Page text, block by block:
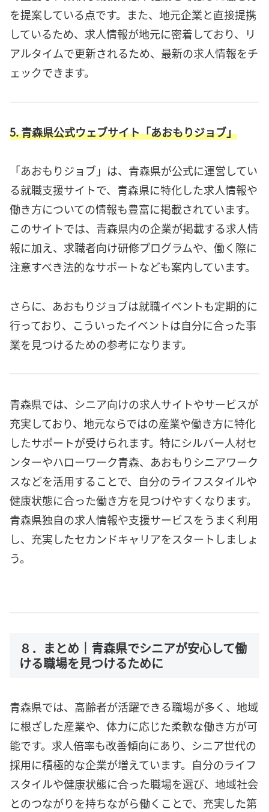
を提案している点です。また、地元企業と直接提携
しているため、求人情報が地元に密着しており、リ
アルタイムで更新されるため、最新の求人情報をチ
ェックできます。
5. 青森県公式ウェブサイト「あおもりジョブ」
「あおもりジョブ」は、青森県が公式に運営してい
る就職支援サイトで、青森県に特化した求人情報や
働き方についての情報も豊富に掲載されています。
このサイトでは、青森県内の企業が掲載する求人情
報に加え、求職者向け研修プログラムや、働く際に
注意すべき法的なサポートなども案内しています。
さらに、あおもりジョブは就職イベントも定期的に
行っており、こういったイベントは自分に合った事
業を見つけるための参考になります。
青森県では、シニア向けの求人サイトやサービスが
充実しており、地元ならではの産業や働き方に特化
したサポートが受けられます。特にシルバー人材セ
ンターやハローワーク青森、あおもりシニアワーク
スなどを活用することで、自分のライフスタイルや
健康状態に合った働き方を見つけやすくなります。
青森県独自の求人情報や支援サービスをうまく利用
し、充実したセカンドキャリアをスタートしましょ
う。
８．まとめ｜青森県でシニアが安心して働
ける職場を見つけるために
青森県では、高齢者が活躍できる職場が多く、地域
に根ざした産業や、体力に応じた柔軟な働き方が可
能です。求人倍率も改善傾向にあり、シニア世代の
採用に積極的な企業が増えています。自分のライフ
スタイルや健康状態に合った職場を選び、地域社会
とのつながりを持ちながら働くことで、充実した第